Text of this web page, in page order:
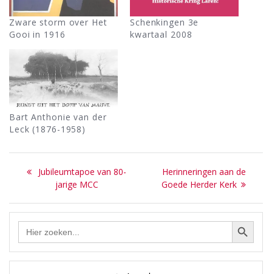
Zware storm over Het
Gooi in 1916
Schenkingen 3e
kwartaal 2008
Bart Anthonie van der
Leck (1876-1958)
Bericht
navigatie
Previous
post:
Jubileumtapoe van 80-
jarige MCC
Next
post:
Herinneringen aan de
Goede Herder Kerk
Zoek Zoekknop